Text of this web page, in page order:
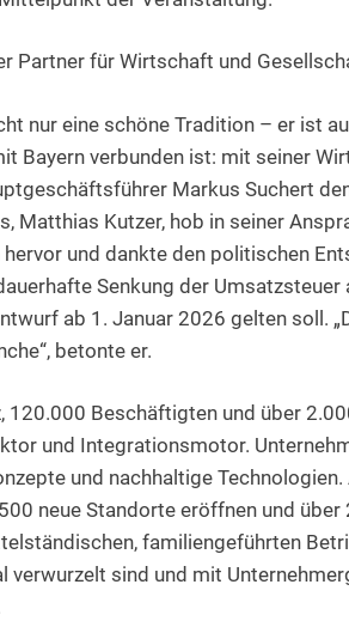
Partner für Wirtschaft und
nur eine schöne Tradition – er ist
Bayern verbunden ist: mit seiner
Markus Suchert
Matthias Kutzer, hob in seiner
und dankte den politischen
Senkung der
ab 1. Januar 2026 gelten soll.
betonte er.
120.000 Beschäftigten und über
und Integrationsmotor.
und nachhaltige Technologien.
neue Standorte eröffnen und
familiengeführten
verwurzelt sind und mit